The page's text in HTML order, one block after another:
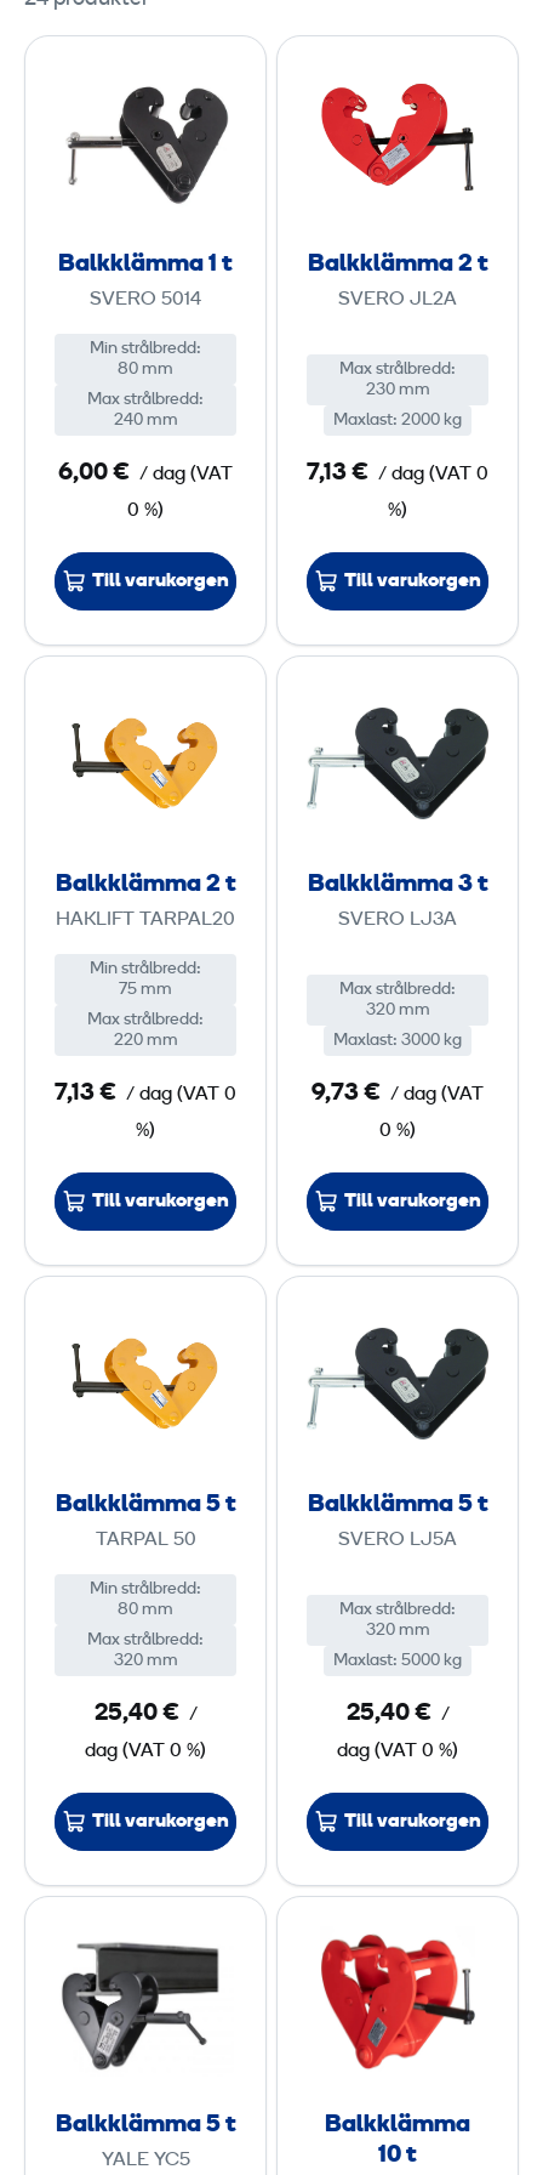
a
k
k
a
1
Balkklämma 1 t
SVERO 5014
Min strålbredd:
80 mm
Max strålbredd:
240 mm
6,00 € / dag (VAT
0 %)
Till varukorgen
a
l
k
k
2
Balkklämma 2 t
SVERO JL2A
Max strålbredd:
230 mm
Maxlast: 2000 kg
7,13 € / dag (VAT
0
%)
Till varukorgen
l
k
k
a
2
Balkklämma 2 t
HAKLIFT TARPAL20
Min strålbredd:
75 mm
Max strålbredd:
220 mm
7,13 € / dag (VAT
0
%)
Till varukorgen
l
k
k
3
Balkklämma 3 t
SVERO LJ3A
Max strålbredd:
320 mm
Maxlast: 3000 kg
9,73 € / dag (VAT
0 %)
Till varukorgen
l
k
k
a
5
Balkklämma 5 t
TARPAL 50
Min strålbredd:
80 mm
Max strålbredd:
320 mm
25,40 € /
dag (VAT 0 %)
Till varukorgen
l
k
k
5
Balkklämma 5 t
SVERO LJ5A
Max strålbredd:
320 mm
Maxlast: 5000 kg
25,40 € /
dag (VAT 0 %)
Till varukorgen
a
l
k
Balkklämma 5 t
YALE YC5
a
k
k
ä
m
Balkklämma
10 t